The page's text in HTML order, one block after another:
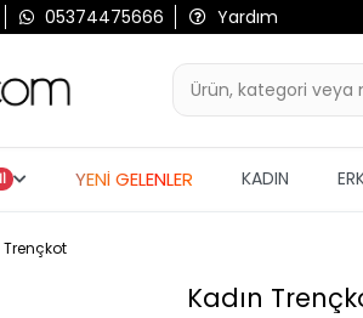
05374475666 Yardım
YENİ GELENLER KADIN
Trençkot
Kadın